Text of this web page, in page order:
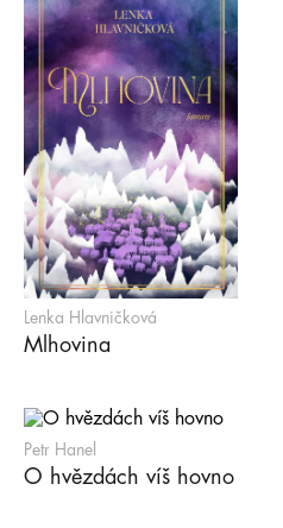
Lenka Hlavničková
Mlhovina
Petr Hanel
O hvězdách víš hovno